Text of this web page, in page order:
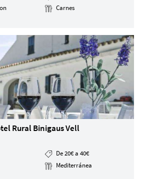
Carnes
Rural Binigaus Vell
De 20€ a 40€
Mediterránea